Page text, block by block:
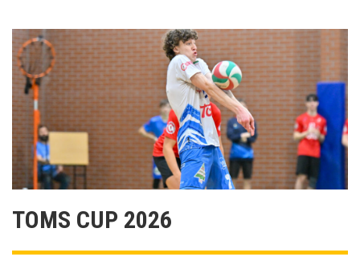
TOMS CUP 2026